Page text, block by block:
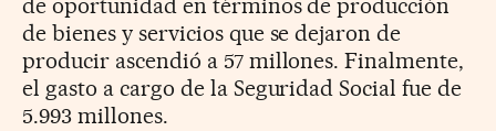
de oportunidad en términos de producción
de bienes y servicios que se dejaron de
producir ascendió a 57 millones. Finalmente,
el gasto a cargo de la Seguridad Social fue de
5.993 millones.